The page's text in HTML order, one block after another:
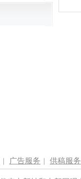
| 广告服务 | 供稿服务